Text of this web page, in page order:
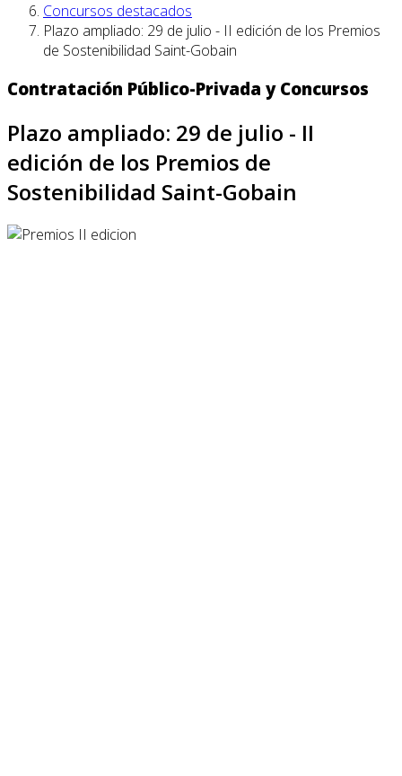
Concursos destacados
Plazo ampliado: 29 de julio - II edición de los Premios
de Sostenibilidad Saint-Gobain
Contratación Público-Privada y Concursos
Plazo ampliado: 29 de julio - II
edición de los Premios de
Sostenibilidad Saint-Gobain